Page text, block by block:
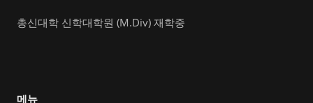
총신대학 신학대학원 (M.Div) 재학중
메뉴